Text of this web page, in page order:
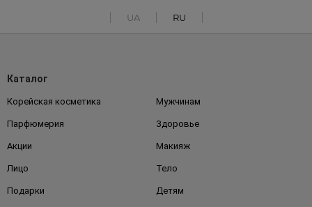
UA RU
Каталог
Корейская косметика Мужчинам
Парфюмерия Здоровье
Акции Макияж
Лицо Тело
Подарки Детям